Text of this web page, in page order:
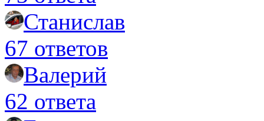
Станислав
67 ответов
Валерий
62 ответа